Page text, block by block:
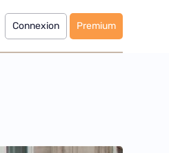
Connexion Premium